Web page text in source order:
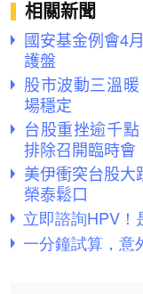
相關新聞
國安基金例會4
護盤
股市波動三溫
場穩定
台股重挫逾千
排除召開臨時會
美伊衝突台股
榮泰鬆口